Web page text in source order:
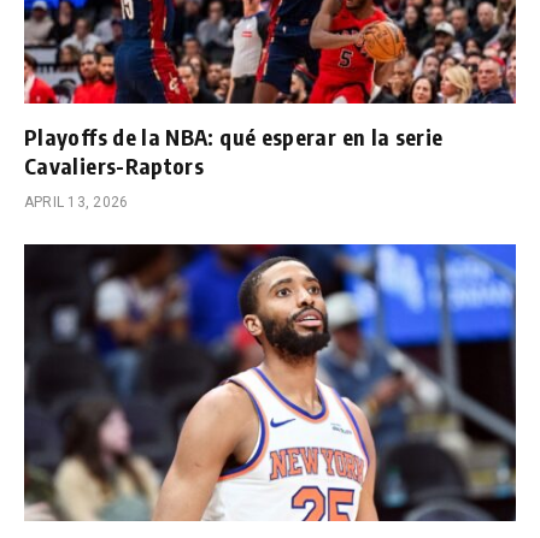
Playoffs de la NBA: qué esperar en la serie
Cavaliers-Raptors
APRIL 13, 2026